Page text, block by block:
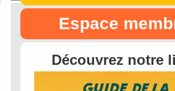
Espace
Découvrez notre